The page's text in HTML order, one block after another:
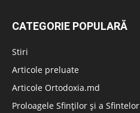
CATEGORIE POPULARĂ
Stiri
Articole preluate
Articole Ortodoxia.md
Proloagele Sfinților și a Sfintelor